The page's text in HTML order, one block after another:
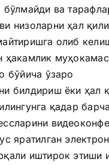
бўлмайди ва
низоларни ҳал
олиб
ҳакамлик
бўйича ўзаро
билдириш ёки ҳал
қадар барча
яратилган электрон
иштирок этиши